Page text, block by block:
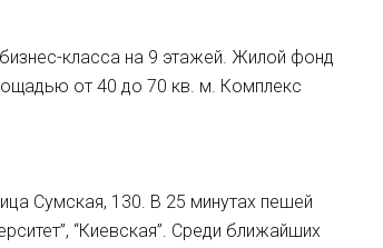
класса на 9 этажей. Жилой фонд
от 40 до 70 кв. м. Комплекс
Сумская, 130. В 25 минутах пешей
“Киевская”. Среди ближайших